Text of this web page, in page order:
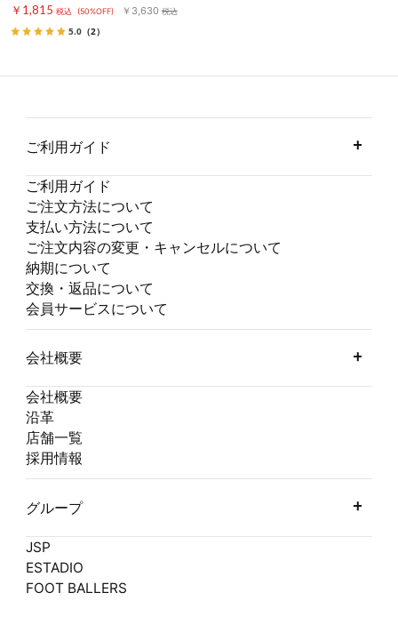
￥1,815 税込 (50%OFF) ￥3,630 税込
5.0 （2）
ご利用ガイド
ご利用ガイド
ご注文方法について
支払い方法について
ご注文内容の変更・キャンセルについて
納期について
交換・返品について
会員サービスについて
会社概要
会社概要
沿革
店舗一覧
採用情報
グループ
JSP
ESTADIO
FOOT BALLERS